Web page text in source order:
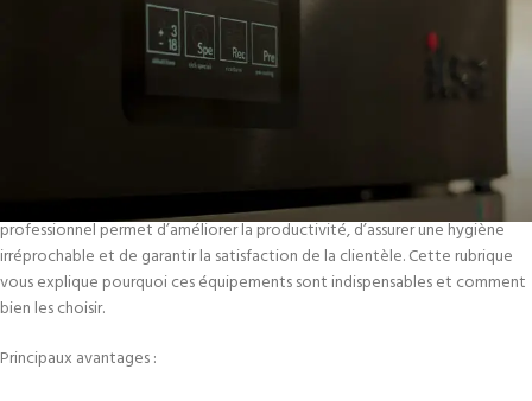
Emballage à emporter : Solutions
écologiques
Dans le secteur de la restauration au Maroc, emballage à emporter :
solutions écologiques jouent un rôle essentiel. Investir dans du matériel
professionnel permet d’améliorer la productivité, d’assurer une hygiène
irréprochable et de garantir la satisfaction de la clientèle. Cette rubrique
vous explique pourquoi ces équipements sont indispensables et comment
bien les choisir.
Principaux avantages :